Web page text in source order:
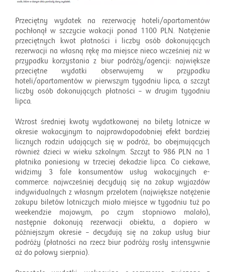
Przeciętny wydatek na rezerwację hoteli/apartamentów
pochłonął w szczycie wakacji ponad 1100 PLN. Natężenie
przeciętnych kwot płatności i liczby osób dokonujących
rezerwacji na własną rękę ma miejsce nieco wcześniej niż w
przypadku korzystania z biur podróży/agencji: największe
przeciętne wydatki obserwujemy w przypadku
hoteli/apartamentów w pierwszym tygodniu lipca, a szczyt
liczby osób dokonujących płatności – w drugim tygodniu
lipca.
Wzrost średniej kwoty wydatkowanej na bilety lotnicze w
okresie wakacyjnym to najprawdopodobniej efekt bardziej
licznych rodzin udających się w podróż, bo obejmujących
również dzieci w wieku szkolnym. Szczyt to 986 PLN na 1
płatnika poniesiony w trzeciej dekadzie lipca. Co ciekawe,
widzimy 3 fale konsumentów usług wakacyjnych e-
commerce: najwcześniej decydują się na zakup wyjazdów
indywidualnych z własnym przelotem (największe natężenie
zakupu biletów lotniczych miało miejsce w tygodniu tuż po
weekendzie majowym, po czym stopniowo malało),
następnie dokonują rezerwacji obiektu, a dopiero w
późniejszym okresie – decydują się na zakup usług biur
podróży (płatności na rzecz biur podróży rosły intensywnie
aż do połowy sierpnia).